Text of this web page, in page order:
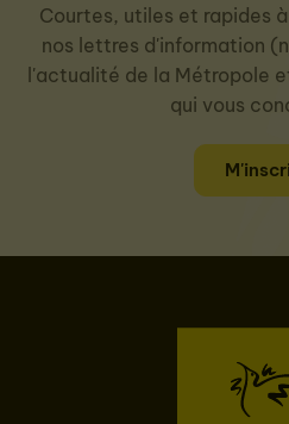
Courtes, utiles et rapides
nos lettres d'information
l'actualité de la Métropole
qui vous